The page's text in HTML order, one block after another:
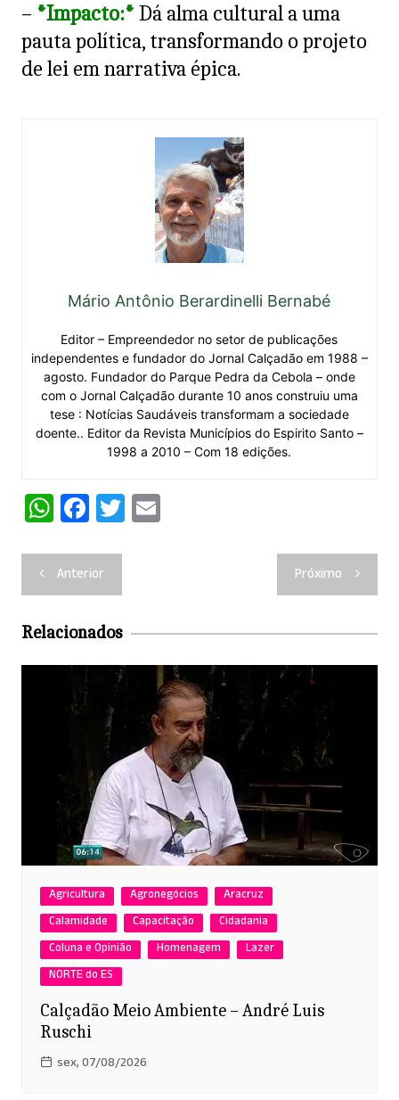
– *Impacto:* Dá alma cultural a uma
pauta política, transformando o projeto
de lei em narrativa épica.
Mário Antônio Berardinelli Bernabé
Editor – Empreendedor no setor de publicações
independentes e fundador do Jornal Calçadão em 1988 –
agosto. Fundador do Parque Pedra da Cebola – onde
com o Jornal Calçadão durante 10 anos construiu uma
tese : Notícias Saudáveis transformam a sociedade
doente.. Editor da Revista Municípios do Espirito Santo –
1998 a 2010 – Com 18 edições.
W
at
s
A
F
c
e
b
T E
Navegação
de
Post
Anterior Próximo
Relacionados
Agricultura Agronegócios
Aracruz
Calamidade
Capacitação
Cidadania
Coluna e Opinião
Homenagem
Lazer
NORTE do ES
Calçadão Meio Ambiente – André Luis
Ruschi
sex, 07/08/2026